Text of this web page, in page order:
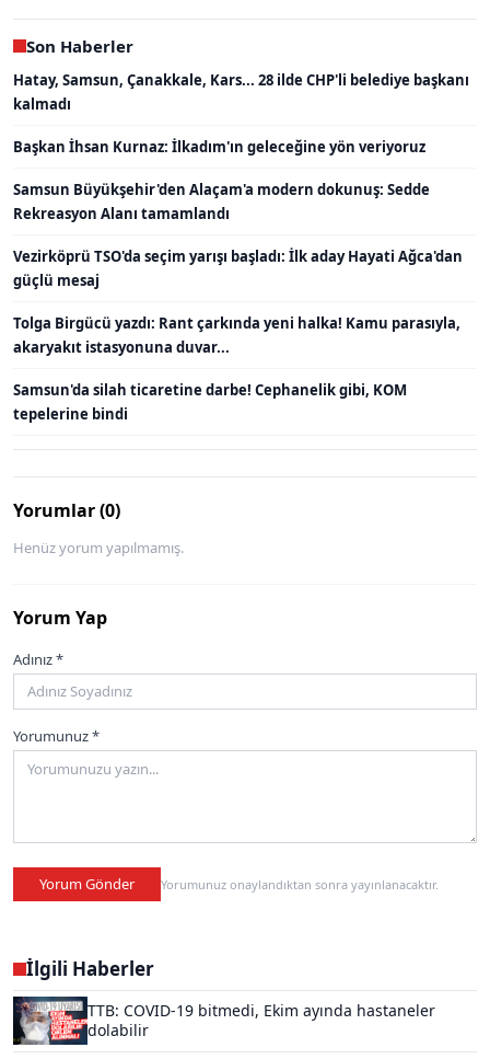
Son Haberler
Hatay, Samsun, Çanakkale, Kars... 28 ilde CHP'li belediye başkanı
kalmadı
Başkan İhsan Kurnaz: İlkadım'ın geleceğine yön veriyoruz
Samsun Büyükşehir'den Alaçam'a modern dokunuş: Sedde
Rekreasyon Alanı tamamlandı
Vezirköprü TSO'da seçim yarışı başladı: İlk aday Hayati Ağca'dan
güçlü mesaj
Tolga Birgücü yazdı: Rant çarkında yeni halka! Kamu parasıyla,
akaryakıt istasyonuna duvar...
Samsun'da silah ticaretine darbe! Cephanelik gibi, KOM
tepelerine bindi
Yorumlar (0)
Henüz yorum yapılmamış.
Yorum Yap
Adınız *
Yorumunuz *
Yorum Gönder Yorumunuz onaylandıktan sonra yayınlanacaktır.
İlgili Haberler
TTB: COVID-19 bitmedi, Ekim ayında hastaneler
dolabilir